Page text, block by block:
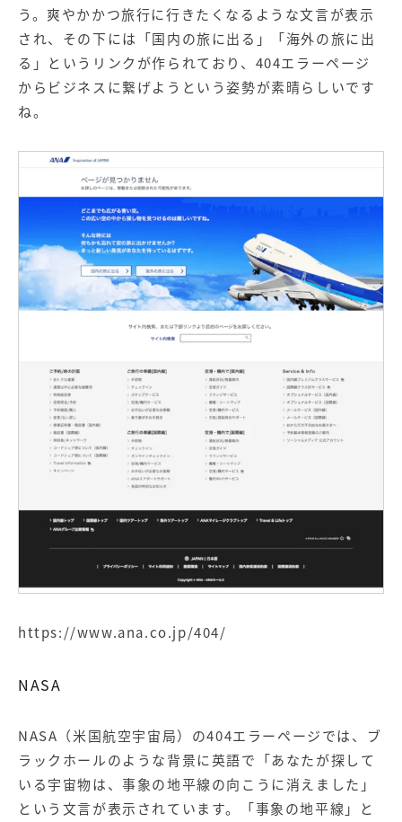
う。爽やかかつ旅行に行きたくなるような文言が表示
され、その下には「国内の旅に出る」「海外の旅に出
る」というリンクが作られており、404エラーページ
からビジネスに繋げようという姿勢が素晴らしいです
ね。
https://www.ana.co.jp/404/
NASA
NASA（米国航空宇宙局）の404エラーページでは、ブ
ラックホールのような背景に英語で「あなたが探して
いる宇宙物は、事象の地平線の向こうに消えました」
という文言が表示されています。「事象の地平線」と